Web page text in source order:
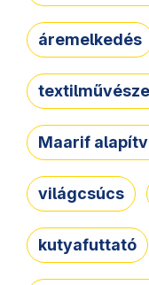
áremelkedés
Maarif
világcsúcs
kutyafuttató